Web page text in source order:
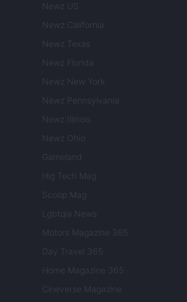
Newz US
Newz California
Newz Texas
Newz Florida
Newz New York
Newz Pennsylvania
Newz Illinois
Newz Ohio
Gameland
Hig Tech Mag
Scoop Mag
Lgbtqia News
Motors Magazine 365
Day Travel 365
Home Magazine 365
Cineverse Magazine